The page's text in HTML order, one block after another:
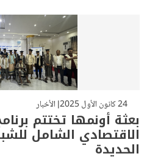
24 كانون الأول 2025 الأخبار
بعثة أونمها تختتم
الاقتصادي الشامل
الحديدة